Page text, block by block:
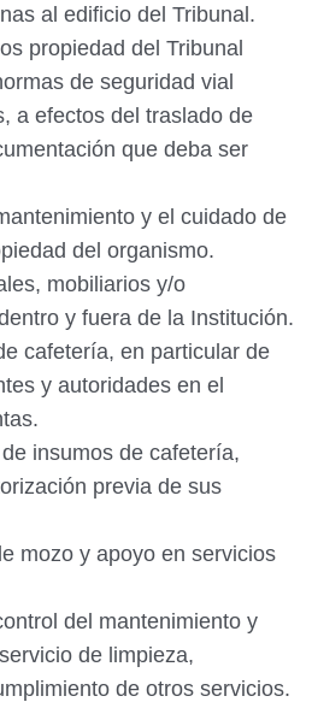
al edificio del Tribunal.
propiedad del Tribunal
de seguridad vial
a efectos del traslado de
que deba ser
y el cuidado de
del organismo.
mobiliarios y/o
y fuera de la Institución.
cafetería, en particular de
y autoridades en el
insumos de cafetería,
previa de sus
mozo y apoyo en servicios
del mantenimiento y
de limpieza,
de otros servicios.